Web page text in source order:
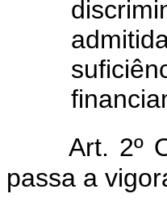
Art. 2º
passa a